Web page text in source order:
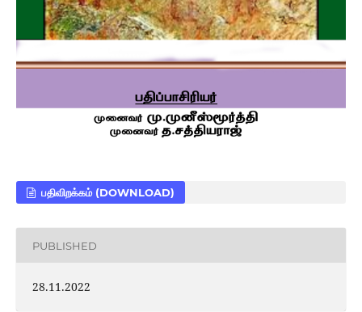
பதிவிறக்கம் (DOWNLOAD)
PUBLISHED
28.11.2022